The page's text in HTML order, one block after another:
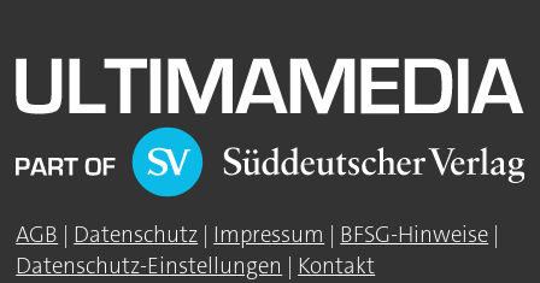
AGB Datenschutz Impressum BFSG-Hinweise
Datenschutz-Einstellungen
Kontakt